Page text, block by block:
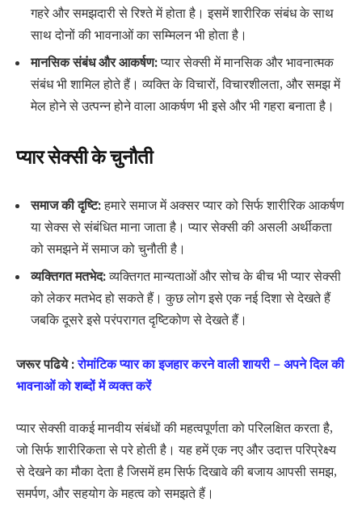
गहरे और समझदारी से रिश्ते में होता है। इसमें शारीरिक संबंध के साथ
साथ दोनों की भावनाओं का सम्मिलन भी होता है।
मानसिक संबंध और आकर्षण:प्यार सेक्सी में मानसिक और भावनात्मक
संबंध भी शामिल होते हैं। व्यक्ति के विचारों, विचारशीलता, और समझ में
मेल होने से उत्पन्न होने वाला आकर्षण भी इसे और भी गहरा बनाता है।
प्यार सेक्सी के चुनौती
समाज की दृष्टि:हमारे समाज में अक्सर प्यार को सिर्फ शारीरिक आकर्षण
या सेक्स से संबंधित माना जाता है। प्यार सेक्सी की असली अर्थीकता
को समझने में समाज को चुनौती है।
व्यक्तिगत मतभेद:व्यक्तिगत मान्यताओं और सोच के बीच भी प्यार सेक्सी
को लेकर मतभेद हो सकते हैं। कुछ लोग इसे एक नई दिशा से देखते हैं
जबकि दूसरे इसे परंपरागत दृष्टिकोण से देखते हैं।
जरूर पढिये :रोमांटिक प्यार का इजहार करने वाली शायरी – अपने दिल की
भावनाओं को शब्दों में व्यक्त करें
प्यार सेक्सी वाकई मानवीय संबंधों की महत्वपूर्णता को परिलक्षित करता है,
जो सिर्फ शारीरिकता से परे होती है। यह हमें एक नए और उदात्त परिप्रेक्ष्य
से देखने का मौका देता है जिसमें हम सिर्फ दिखावे की बजाय आपसी समझ,
समर्पण, और सहयोग के महत्व को समझते हैं।